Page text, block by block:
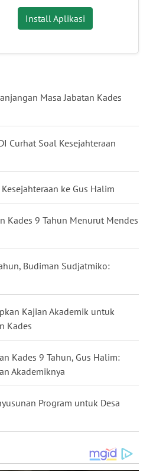
Install Aplikasi
Masa Jabatan Kades
Curhat Soal Kesejahteraan
ke Gus Halim
Kades 9 Tahun Menurut Mendes
Budiman Sudjatmiko:
Kajian Akademik untuk
Kades
Kades 9 Tahun, Gus Halim:
Akademiknya
Program untuk Desa